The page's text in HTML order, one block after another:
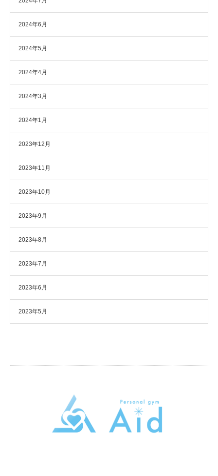
2024年6月
2024年5月
2024年4月
2024年3月
2024年1月
2023年12月
2023年11月
2023年10月
2023年9月
2023年8月
2023年7月
2023年6月
2023年5月